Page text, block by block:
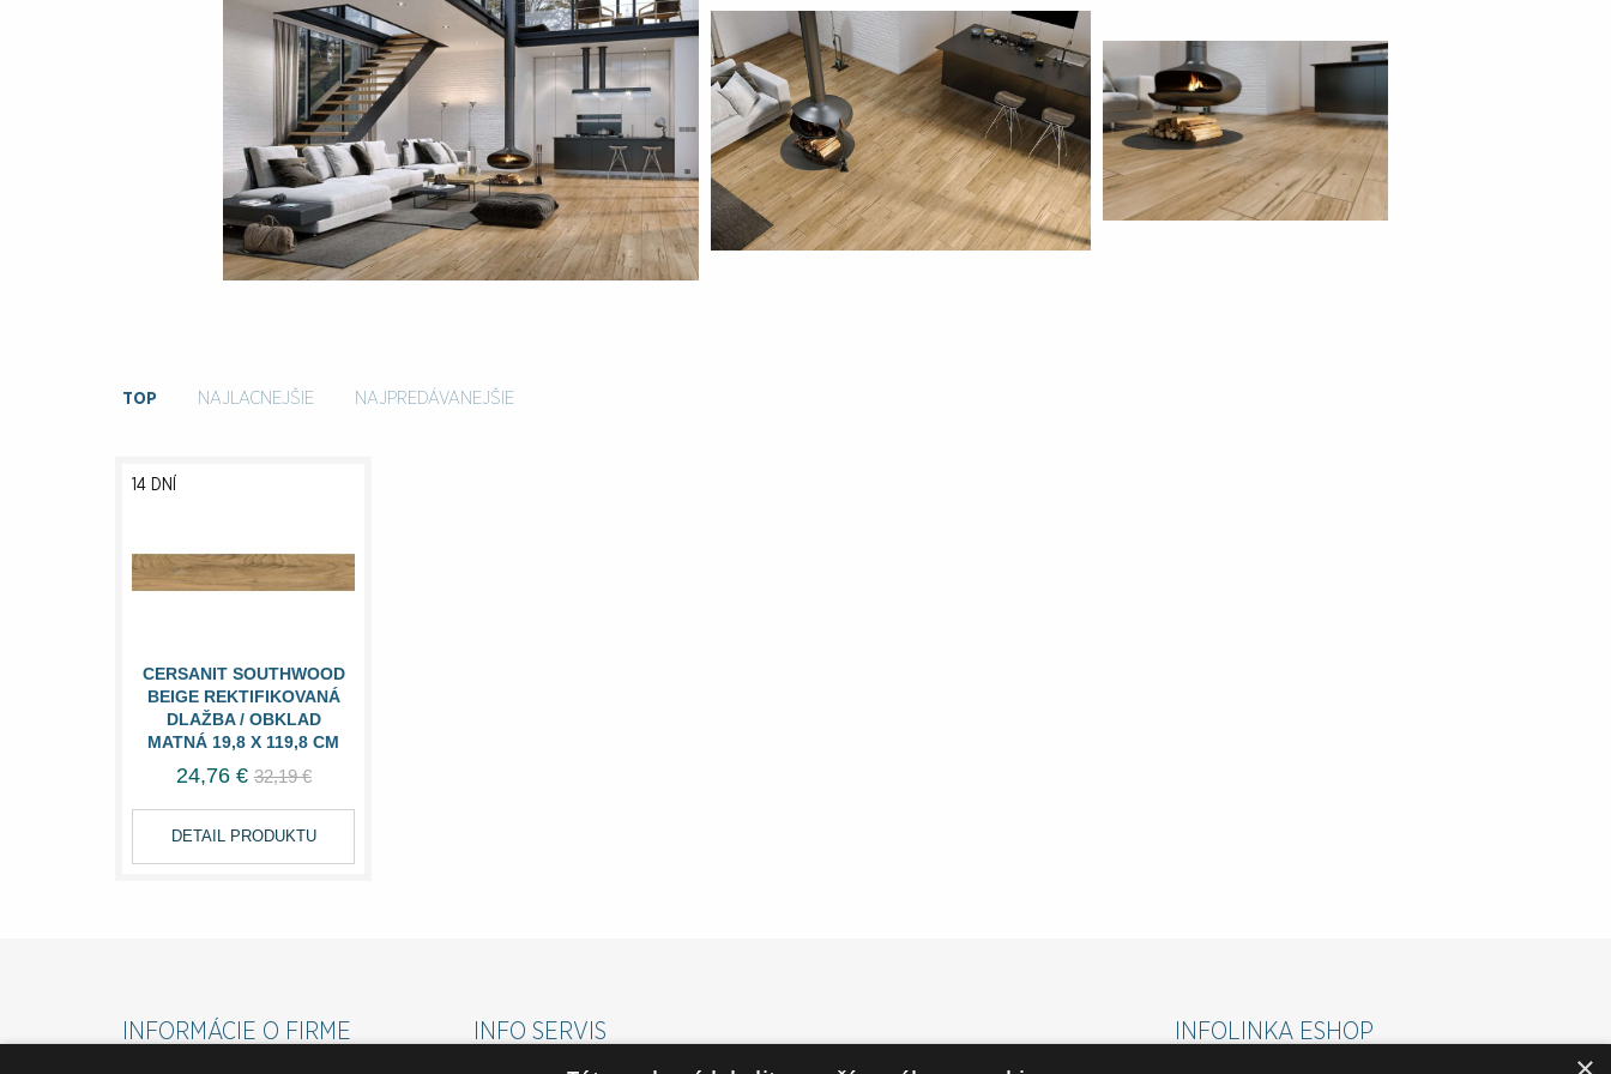
TOP NAJLACNEJŠIE NAJPREDÁVANEJŠIE
CERSANIT SOUTHWOOD
BEIGE REKTIFIKOVANÁ
DLAŽBA / OBKLAD
MATNÁ 19,8 X 119,8 CM
14 DNÍ
24,76 € 32,19 €
DETAIL PRODUKTU
INFORMÁCIE O FIRME INFO SERVIS INFOLINKA ESHOP